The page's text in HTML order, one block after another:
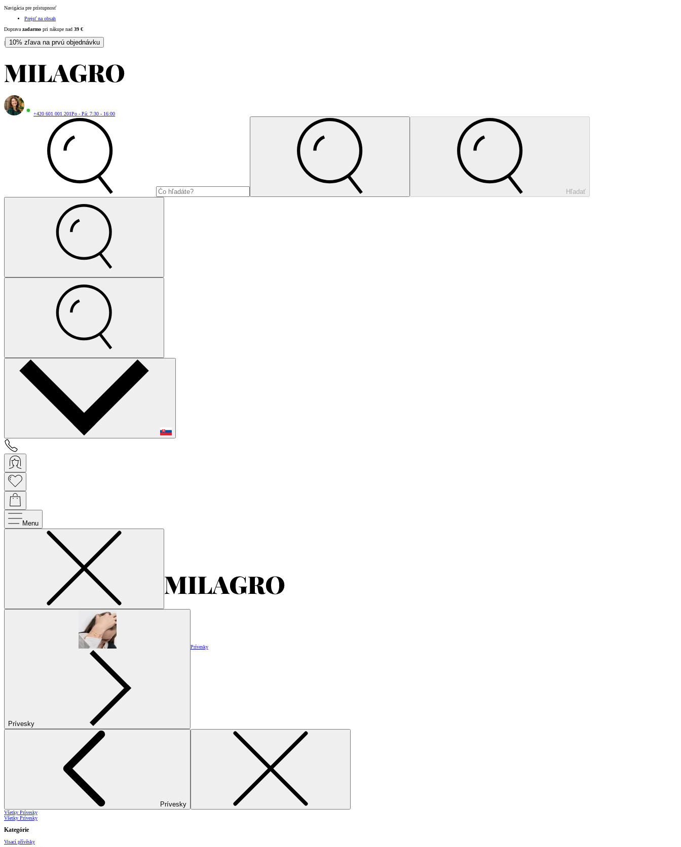
Navigácia pre prístupnosť
Prejsť na obsah
Doprava zadarmo pri nákupe nad 39 €
| 10% zľava na prvú objednávku
+420 601 001 201Po - Pá: 7:30 - 16:00
Hľadať
Menu
Prívesky
Prívesky
Prívesky
Všetky Prívesky
Všetky Prívesky
Kategórie
Visací přívěsky